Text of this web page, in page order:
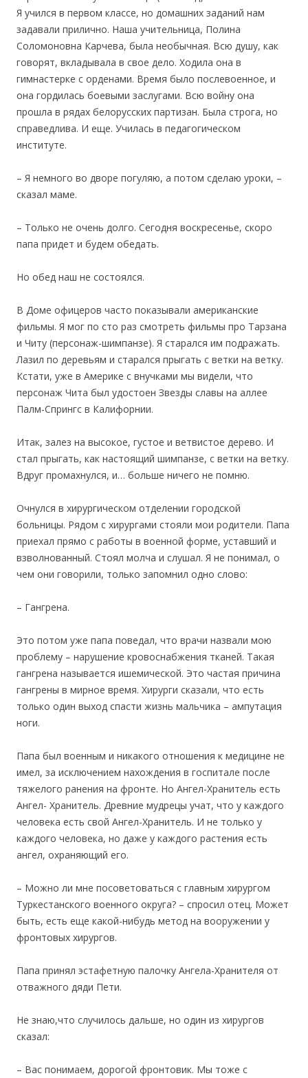
Я учился в первом классе, но домашних заданий нам
задавали прилично. Наша учительница, Полина
Соломоновна Карчева, была необычная. Всю душу, как
говорят, вкладывала в свое дело. Ходила она в
гимнастерке с орденами. Время было послевоенное, и
она гордилась боевыми заслугами. Всю войну она
прошла в рядах белорусских партизан. Была строга, но
справедлива. И еще. Училась в педагогическом
институте.
– Я немного во дворе погуляю, а потом сделаю уроки, –
сказал маме.
– Только не очень долго. Сегодня воскресенье, скоро
папа придет и будем обедать.
Но обед наш не состоялся.
В Доме офицеров часто показывали американские
фильмы. Я мог по сто раз смотреть фильмы про Тарзана
и Читу (персонаж-шимпанзе). Я старался им подражать.
Лазил по деревьям и старался прыгать с ветки на ветку.
Кстати, уже в Америке с внучками мы видели, что
персонаж Чита был удостоен Звезды славы на аллее
Палм-Спрингс в Калифорнии.
Итак, залез на высокое, густое и ветвистое дерево. И
стал прыгать, как настоящий шимпанзе, с ветки на ветку.
Вдруг промахнулся, и… больше ничего не помню.
Очнулся в хирургическом отделении городской
больницы. Рядом с хирургами стояли мои родители. Папа
приехал прямо с работы в военной форме, уставший и
взволнованный. Стоял молча и слушал. Я не понимал, о
чем они говорили, только запомнил одно слово:
– Гангрена.
Это потом уже папа поведал, что врачи назвали мою
проблему – нарушение кровоснабжения тканей. Такая
гангрена называется ишемической. Это частая причина
гангрены в мирное время. Хирурги сказали, что есть
только один выход спасти жизнь мальчика – ампутация
ноги.
Папа был военным и никакого отношения к медицине не
имел, за исключением нахождения в госпитале после
тяжелого ранения на фронте. Но Ангел-Хранитель есть
Ангел- Хранитель. Древние мудрецы учат, что у каждого
человека есть свой Ангел-Хранитель. И не только у
каждого человека, но даже у каждого растения есть
ангел, охраняющий его.
– Можно ли мне посоветоваться с главным хирургом
Туркестанского военного округа? – спросил отец. Может
быть, есть еще какой-нибудь метод на вооружении у
фронтовых хирургов.
Папа принял эстафетную палочку Ангела-Хранителя от
отважного дяди Пети.
Не знаю,что случилось дальше, но один из хирургов
сказал:
– Вас понимаем, дорогой фронтовик. Мы тоже с